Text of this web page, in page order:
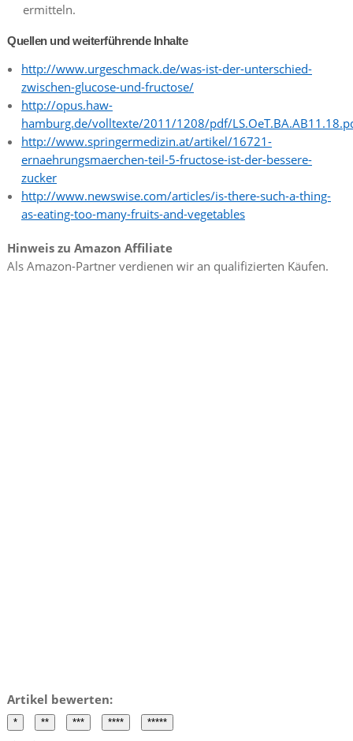
ermitteln.
Quellen und weiterführende Inhalte
http://www.urgeschmack.de/was-ist-der-unterschied-
zwischen-glucose-und-fructose/
http://opus.haw-
hamburg.de/volltexte/2011/1208/pdf/
http://www.springermedizin.at/artikel/16721-
ernaehrungsmaerchen-teil-5-fructose-ist-der-bessere-
zucker
http://www.newswise.com/articles/is-there-such-a-thing-
as-eating-too-many-fruits-and-vegetables
Hinweis zu Amazon Affiliate
Als Amazon-Partner verdienen wir an qualifizierten Käufen.
Artikel bewerten: